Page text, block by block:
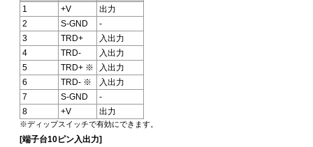
1
+V
出力
2
S-GND
-
3
TRD+
入出力
4
TRD-
入出力
5
TRD+ ※
入出力
6
TRD- ※
入出力
7
S-GND
-
8
+V 出力
※ディップスイッチで有効にできます。
[端子台10ピン入出力]